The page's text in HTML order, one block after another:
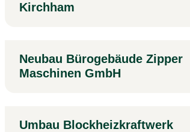
Kirchham
Neubau Bürogebäude Zipper
Maschinen GmbH
Umbau Blockheizkraftwerk